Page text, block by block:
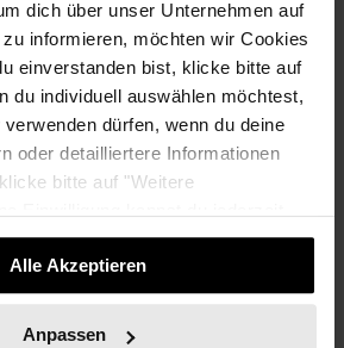
dich über unser Unternehmen auf
informieren, möchten wir Cookies
einverstanden bist, klicke bitte auf
du individuell auswählen möchtest,
dürfen, wenn du deine
oder detailliertere Informationen
bitte auf "Weitere
Alle Akzeptieren
Anpassen
menschenzentrierte
Designlösungen und
konzipiert Usabilty-Tests.
Finanzen und möchte
Finanzentscheidungen
sind ihre zwei wundervollen Töchter.